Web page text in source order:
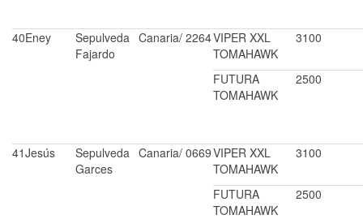
40Eney
Sepulveda
Fajardo
Canaria/ 2264VIPER XXL
TOMAHAWK
3100
FUTURA
TOMAHAWK
2500
41Jesús
Sepulveda
Garces
Canaria/ 0669VIPER XXL
TOMAHAWK
3100
FUTURA
TOMAHAWK
2500